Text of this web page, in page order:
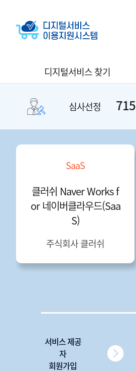
디지털서비스 찾기
심사선정 715
SaaS
클러쉬 Naver Works f
or 네이버클라우드(Saa
S)
주식회사 클러쉬
서비스 제공
자
회원가입